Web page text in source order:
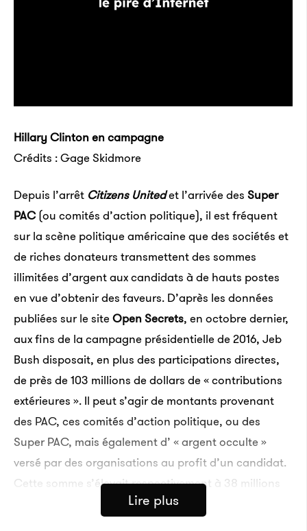
Hillary Clinton en campagne
Crédits : Gage Skidmore
Depuis l’arrêt Citizens Unitedet l’arrivée des Super
PAC(ou comités d’action politique), il est fréquent
sur la scène politique américaine que des sociétés et
de riches donateurs transmettent des sommes
illimitées d’argent aux candidats à de hauts postes
en vue d’obtenir des faveurs. D’après les données
publiées sur le site Open Secrets, en octobre dernier,
aux fins de la campagne présidentielle de 2016, Jeb
Bush disposait, en plus des participations directes,
de près de 103 millions de dollars de « contributions
extérieures ». Il peut s’agir de montants provenant
des PAC, ces comités d’action politique, ou des
Super PAC, mais également d’ « argent occulte »
versé par des organisations au profit d’un candidat.
Cette somme s’élevait respectivement à 38 millions
de dollars, 17 millions de dollars et 14 millions de
Lire plus